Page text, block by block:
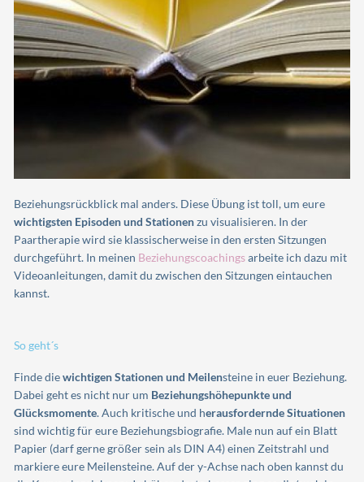
Beziehungsrückblick mal anders. Diese Übung ist toll, um eure
wichtigsten Episoden und Stationenzu visualisieren. In der
Paartherapie wird sie klassischerweise in den ersten Sitzungen
durchgeführt. In meinen Beziehungscoachingsarbeite ich dazu mit
Videoanleitungen, damit du zwischen den Sitzungen eintauchen
kannst.
So geht´s
Finde diewichtigen Stationen und Meilensteine in euer Beziehung.
Dabei geht es nicht nur um Beziehungshöhepunkte und
Glücksmomente. Auch kritische und herausfordernde Situationen
sind wichtig für eure Beziehungsbiografie. Male nun auf ein Blatt
Papier (darf gerne größer sein als DIN A4) einen Zeitstrahl und
markiere eure Meilensteine. Auf der y-Achse nach oben kannst du